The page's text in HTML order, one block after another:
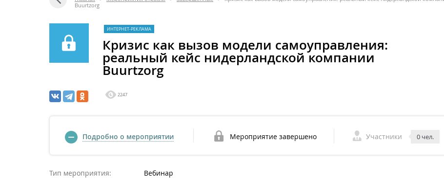
Buurtzorg
ИНТЕРНЕТ-РЕКЛАМА
Кризис как вызов модели самоуправления:
реальный кейс нидерландской компании
Buurtzorg
2247
Подробно о мероприятии Мероприятие завершено Участники 0 чел.
Тип мероприятия:
Вебинар